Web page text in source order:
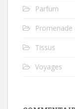
Parfum
Promenade
Tissus
Voyages